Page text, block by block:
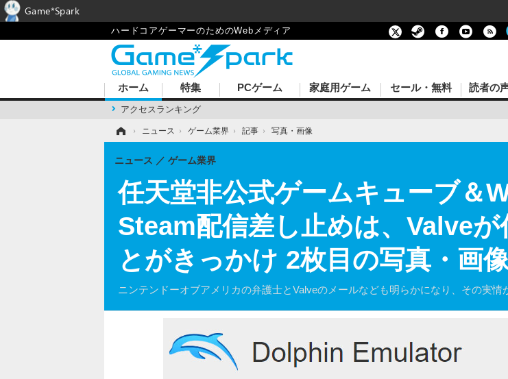
ハードコアゲーマーのためのWebメディア
ホーム
アクセスランキング
特集 PCゲーム 家庭用ゲーム セール・無料 読者の
› ニュース › ゲーム業界 › 記事 › 写真・画像
任天堂非公式ゲームキューブ＆
Steam配信差し止めは、Valve
とがきっかけ 2枚目の写真・画
ニンテンドーオブアメリカの弁護士とValveのメールなども明らかになり、その実情
ニュース ゲーム業界
Game*Spark